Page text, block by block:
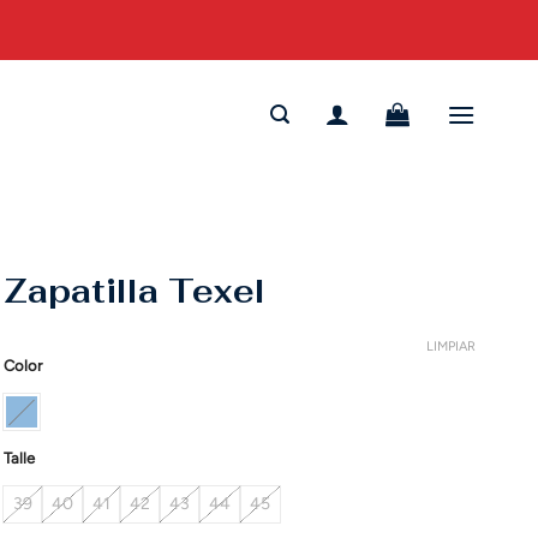
Zapatilla Texel
Color
Talle
39 40 41 42 43 44 45
LIMPIAR